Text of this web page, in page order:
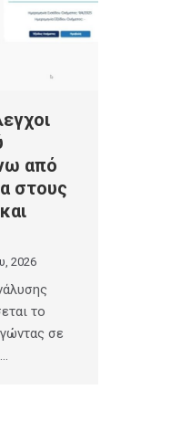
από
στους
2026
το
σε